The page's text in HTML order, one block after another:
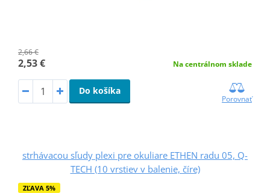
2,66 €
2,53 € Na centrálnom sklade
Do košíka
Porovnať
strhávacou sľudy plexi pre okuliare ETHEN radu 05, Q-
TECH (10 vrstiev v balenie, číre)
ZĽAVA 5%